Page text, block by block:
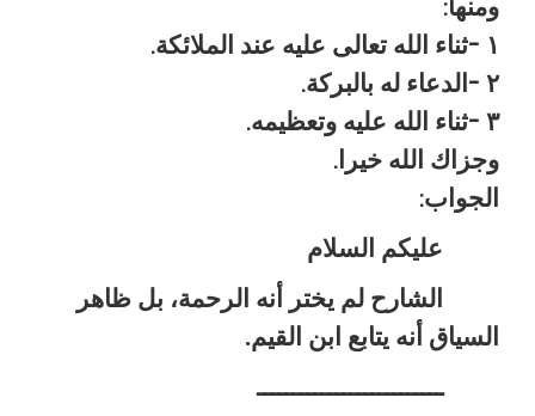
ومنها:
١ -ثناء الله تعالى عليه عند الملائكة.
٢ - الدعاء له بالبركة.
٣ -ثناء الله عليه وتعظيمه.
وجزاك الله خيرا .
الجواب:
عليكم السلام
الشارح لم يختر أنه الرحمة، بل ظاهر
السياق أنه يتابع ابن القيم.
ــــــــــــــــــــــــــ